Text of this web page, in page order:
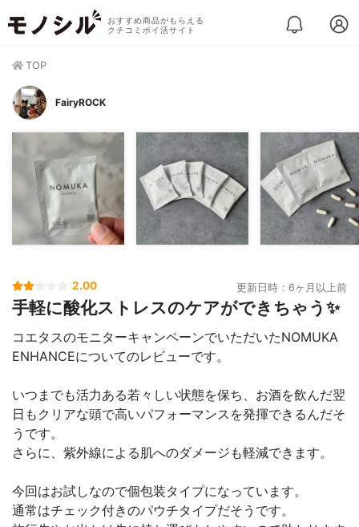
おすすめ商品がもらえる
クチコミポイ活サイト
TOP
FairyROCK
2.00 更新日時：6ヶ月以上前
手軽に酸化ストレスのケアができちゃう✨
コエタスのモニターキャンペーンでいただいたNOMUKA
ENHANCEについてのレビューです。
いつまでも活力ある若々しい状態を保ち、お酒を飲んだ翌
日もクリアな頭で高いパフォーマンスを発揮できるんだそ
うです。
さらに、紫外線による肌へのダメージも軽減できます。
今回はお試しなので個包装タイプになっています。
通常はチェック付きのパウチタイプだそうです。